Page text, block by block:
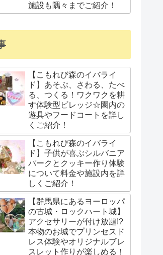
施設も隅々までご紹介！
【こもれび森のイバライ
ド】あそぶ、さわる、たべ
る、つくる！ワクワクを耕
す体験型ビレッジ☆園内の
遊具やフードコートを詳し
くご紹介！
【こもれび森のイバライ
ド】子供が喜ぶシルバニア
パークとクッキー作り体験
について料金や施設内を詳
しくご紹介！
【群馬県にあるヨーロッパ
の古城・ロックハート城】
アクセサリーが付け放題!?
本物のお城でプリンセスド
レス体験やオリジナルブレ
スレット作りが楽しめる！